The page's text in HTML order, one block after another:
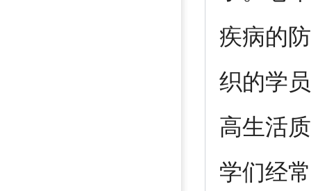
疾病的
织的学
高生活
学们经